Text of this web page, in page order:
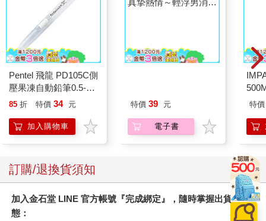
述。它展示了一個未來，一個人類被消滅的未來。它讓我想起我
久已忘記的東西。那是很多年以前，當我還是一隻小豬的時候，
媽媽和其他母豬們經常唱起的一首老歌—雖然她們只曉得曲調和
開頭前三個字。那個曾經熟悉的調子早己被我遺忘，但在昨夜，
它重回我的夢裡，甚至歌詞也重回記憶之中。我敢肯定，這首歌
很久以前也曾被動物們傳唱，但漸漸消逝於世代的更迭。現在，
同志們，我要唱這首歌給你們聽，儘管我年老得嗓音已沙啞，但
獸。」
大豬梅傑清了清嗓子就唱了起來。如他所說，他的嗓音確實有些
沙啞，但唱得已經夠好了。歌曲的旋律慷慨激昂、激勵人心， 類
樣的：
英格蘭之獸，愛爾蘭之獸，
請聆聽這喜悅的佳音，
請聆聽那黃金的未來。
Pentel 飛龍 PD105C側
壓果凍自動鉛筆0.5-白
桿
85 折 特價 34 元
加入購物車
員帶著熱烈眼神擁抱我
特價 39 元
電子書
特價
訂購/退換貨須知
加入金石堂 LINE 官方帳號『完成綁定』，隨時掌握出貨動
態：